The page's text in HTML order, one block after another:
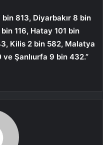
bin 813, Diyarbakır 8 bin
116, Hatay 101 bin
Kilis 2 bin 582, Malatya
Şanlıurfa 9 bin 432.”